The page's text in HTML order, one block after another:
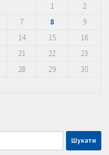
1
2
7 8
9
14 15
16
21 22
23
28 29
30